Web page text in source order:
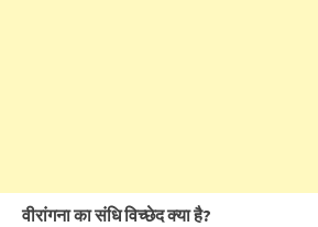
वीरांगना का संधि विच्छेद क्या है?